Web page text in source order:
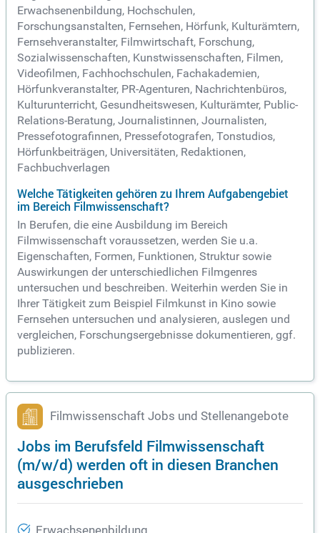
Erwachsenenbildung, Hochschulen,
Forschungsanstalten, Fernsehen, Hörfunk, Kulturämtern,
Fernsehveranstalter, Filmwirtschaft, Forschung,
Sozialwissenschaften, Kunstwissenschaften, Filmen,
Videofilmen, Fachhochschulen, Fachakademien,
Hörfunkveranstalter, PR-Agenturen, Nachrichtenbüros,
Kulturunterricht, Gesundheitswesen, Kulturämter, Public-
Relations-Beratung, Journalistinnen, Journalisten,
Pressefotografinnen, Pressefotografen, Tonstudios,
Hörfunkbeiträgen, Universitäten, Redaktionen,
Fachbuchverlagen
Welche Tätigkeiten gehören zu Ihrem Aufgabengebiet
im Bereich Filmwissenschaft?
In Berufen, die eine Ausbildung im Bereich
Filmwissenschaft voraussetzen, werden Sie u.a.
Eigenschaften, Formen, Funktionen, Struktur sowie
Auswirkungen der unterschiedlichen Filmgenres
untersuchen und beschreiben. Weiterhin werden Sie in
Ihrer Tätigkeit zum Beispiel Filmkunst in Kino sowie
Fernsehen untersuchen und analysieren, auslegen und
vergleichen, Forschungsergebnisse dokumentieren, ggf.
publizieren.
Filmwissenschaft Jobs und Stellenangebote
Jobs im Berufsfeld Filmwissenschaft
(m/w/d) werden oft in diesen Branchen
ausgeschrieben